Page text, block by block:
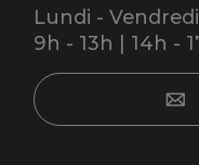
Lundi -
9h - 13h | 14h -